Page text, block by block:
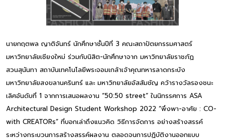
นายกฤตพล ญาติจันทร์ นักศึกษาชั้นปีที่ 3 คณะสถาปัตยกรรมศาสตร์
มหาวิทยาลัยเชียงใหม่ ร่วมกับนิสิต-นักศึกษาจาก มหาวิทยาลัยราชภัฏ
สวนสุนันทา สถาบันเทคโนโลยีพระจอมเกล้าเจ้าคุณทหารลาดกระบัง
มหาวิทยาลัยสงขลานครินทร์ และ มหาวิทยาลัยอัสสัมชัญ คว้ารางวัลรองชนะ
เลิศอันดับที่ 1 จากการเสนอผลงาน “50:50 street” ในนิทรรศการ ASA
Architectural Design Student Workshop 2022 “พึ่งพา-อาศัย : CO-
with CREATORs” ที่บอกเล่าถึงแนวคิด วิธีการจัดการ อย่างสร้างสรรค์
ระหว่างกระบวนการสร้างสรรค์ผลงาน ตลอดจนการปฏิบัติงานออกแบบ